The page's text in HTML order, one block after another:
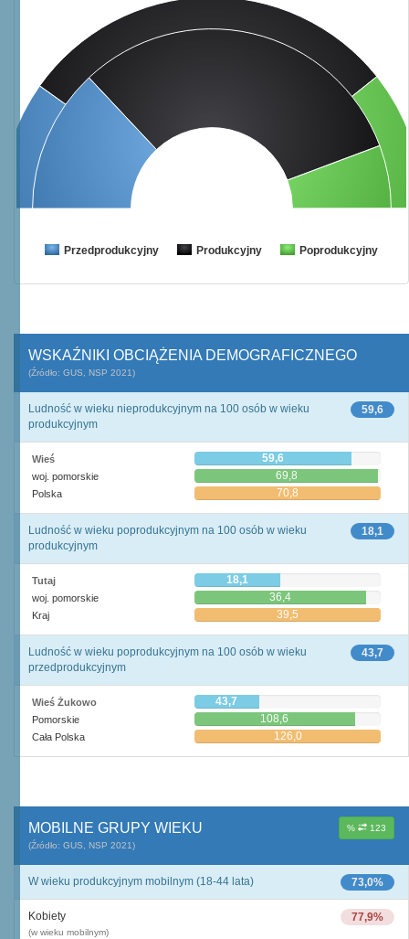
Przedprodukcyjny Produkcyjny Poprodukcyjny
WSKAŹNIKI OBCIĄŻENIA DEMOGRAFICZNEGO
(Źródło: GUS, NSP 2021)
59,6
Ludność w wieku nieprodukcyjnym na 100 osób w wieku
produkcyjnym
Wieś 59,6
woj. pomorskie 69,8
Polska 70,8
18,1
Ludność w wieku poprodukcyjnym na 100 osób w wieku
produkcyjnym
Tutaj 18,1
woj. pomorskie 36,4
Kraj 39,5
43,7
Ludność w wieku poprodukcyjnym na 100 osób w wieku
przedprodukcyjnym
Wieś Żukowo 43,7
Pomorskie 108,6
Cała Polska 126,0
% 123
MOBILNE GRUPY WIEKU
(Źródło: GUS, NSP 2021)
73,0%
W wieku produkcyjnym mobilnym (18-44 lata)
77,9%
Kobiety
(w wieku mobilnym)